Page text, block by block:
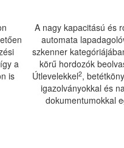
a
is
A nagy kapacitású és
automata
szkenner
körű hordozók
Útlevelekkel2,
igazolványokkal és
dokumentumokkal